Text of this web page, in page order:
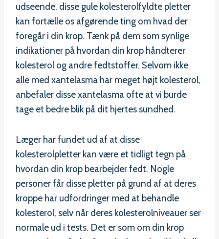
udseende, disse gule kolesterolfyldte pletter
kan fortælle os afgørende ting om hvad der
foregår i din krop. Tænk på dem som synlige
indikationer på hvordan din krop håndterer
kolesterol og andre fedtstoffer. Selvom ikke
alle med xantelasma har meget højt kolesterol,
anbefaler disse xantelasma ofte at vi burde
tage et bedre blik på dit hjertes sundhed.
Læger har fundet ud af at disse
kolesterolpletter kan være et tidligt tegn på
hvordan din krop bearbejder fedt. Nogle
personer får disse pletter på grund af at deres
kroppe har udfordringer med at behandle
kolesterol, selv når deres kolesterolniveauer ser
normale ud i tests. Det er som om din krop